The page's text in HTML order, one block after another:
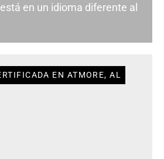
en un idioma diferente al
EN ATMORE, AL